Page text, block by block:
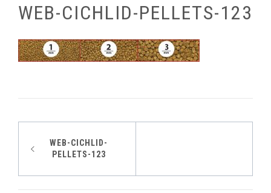
WEB-CICHLID-PELLETS-123
Indlægsnavigation
WEB-CICHLID-
PELLETS-123